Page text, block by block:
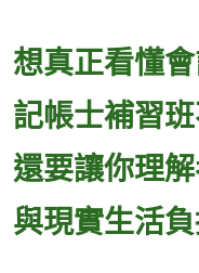
想真正看懂
記帳士補習
還要讓你理
與現實生活